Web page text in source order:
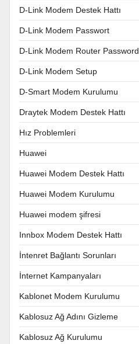
D-Link Modem Destek Hattı
D-Link Modem Passwort
D-Link Modem Router Password
D-Link Modem Setup
D-Smart Modem Kurulumu
Draytek Modem Destek Hattı
Hız Problemleri
Huawei
Huawei Modem Destek Hattı
Huawei Modem Kurulumu
Huawei modem şifresi
Innbox Modem Destek Hattı
İntenret Bağlantı Sorunları
İnternet Kampanyaları
Kablonet Modem Kurulumu
Kablosuz Ağ Adını Gizleme
Kablosuz Ağ Kurulumu